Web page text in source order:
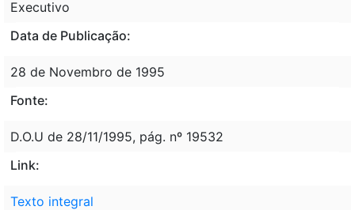
Executivo
Data de Publicação:
28 de Novembro de 1995
Fonte:
D.O.U de 28/11/1995, pág. nº 19532
Link:
Texto integral